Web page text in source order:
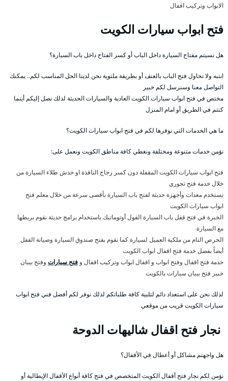
الابواب وتركيب اقفال
فتح ابواب سيارات الكويت
هل نسيتم مفتاح السيارة داخل الباب أو كسر الفتاح داخل باب السيارة؟
انتبه ولا تحاول فتح الباب بالعنف أو بطريقة ملتوية نحن لدينا الحل المناسب لكم.. يمكنك
التواصل معنا وسنرسل لكم خبير
مختص في فتح ابواب سيارات الكويت العادية والسيارات الحديثة لذلك نصل إليكم أينما
كنتم في الطريق أو امام المنزل
ما هي الخدمات التي نوفرها لكم في فتح ابواب سيارات الكويت؟
نؤمن خدمات متنوعة ومختلفة ونغطي كافة مناطق الكويت ونعمل على:
فتح ابواب سيارات الكويت المقفلة دون كسر زجاج النافذة او خدش طلاء السيارة من
خلال خدمة فتح تجوري
نستخدم معدات وأجهزة حديثة لفتح باب السيارة بأقصى سرعة من خلال معلم فتح
ابواب سيارات الكويت
الخبرة في فتح قفل باب السيارة الفول أوتوماتيك باستخدام برامج حديثة نقوم بربطها
مع السيارة
الحرص التام من ملكية العميل لسيارة كما نقوم بفتح صندوق السيارة وصيانة القفل
أيضاً بفضل خدمة فتح اقفال ابواب الكويت
خدمة فتح اقفال وفتح ابواب و اقفال ابواب وتركيب اقفال و فتح سيارات وفتح بيبان
خبير فتح بيبان سيارات بالكويت
لذلك نحن على استعداد دائم لتلبية كافة طلباتكم لذلك نوفر لكم أفضل فني فتح ابواب
سيارات الكويت قريب من موقعي
نجار فتح اقفال شاليهات الدوحة
هل واجهتم مشاكل أو أعطال في الأقفال؟
نؤمن لكم نجار فتح أقفال الكويت المتخصص في فتح كافة أنواع الأقفال الإيطالية أو